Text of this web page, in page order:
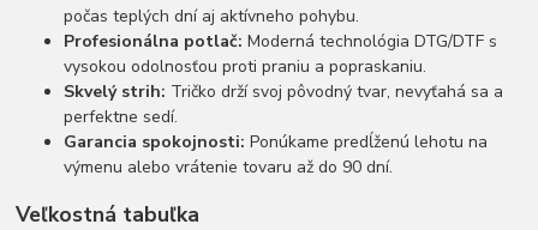
počas teplých dní aj aktívneho pohybu.
Profesionálna potlač: Moderná technológia DTG/DTF s
vysokou odolnosťou proti praniu a popraskaniu.
Skvelý strih: Tričko drží svoj pôvodný tvar, nevyťahá sa a
perfektne sedí.
Garancia spokojnosti: Ponúkame predĺženú lehotu na
výmenu alebo vrátenie tovaru až do 90 dní.
Veľkostná tabuľka